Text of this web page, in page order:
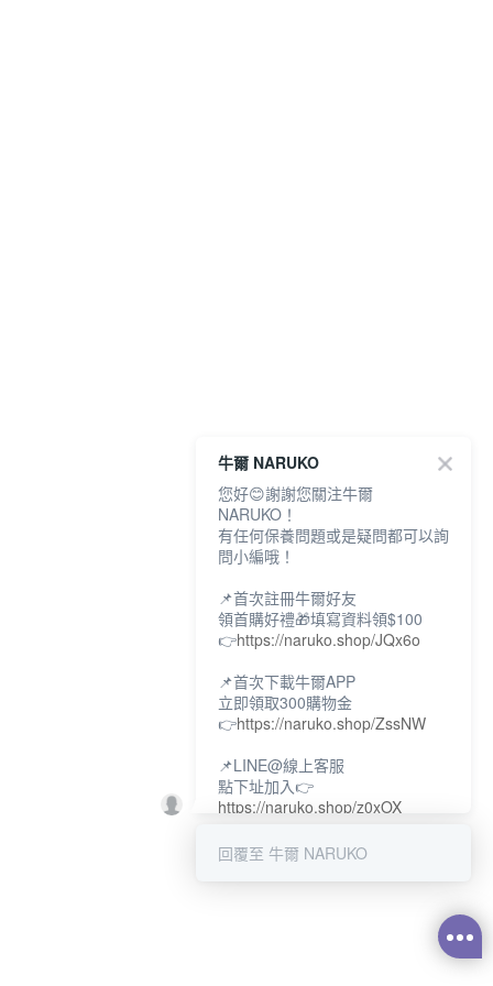
牛爾 NARUKO
您好😊謝謝您關注牛爾
NARUKO！
有任何保養問題或是疑問都可以詢
問小編哦！
📌首次註冊牛爾好友
領首購好禮🎁填寫資料領$100
👉https://naruko.shop/JQx6o
📌首次下載牛爾APP
立即領取300購物金
👉https://naruko.shop/ZssNW
📌LINE@線上客服
點下址加入👉
https://naruko.shop/z0xOX
📌電話客服：02-26581707
回覆至 牛爾 NARUKO